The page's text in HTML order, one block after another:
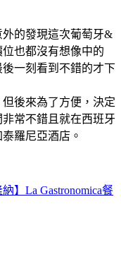
的發現這次葡萄牙&
也都沒有想像中的
一刻看到不錯的才下
後來為了方便，決定
常不錯且就在西班牙
羅尼亞酒店。
】La Gastronomica餐